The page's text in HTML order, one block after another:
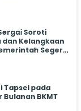
Soroti
dan Kelangkaan
Segera
Tapsel pada
Bulanan BKMT